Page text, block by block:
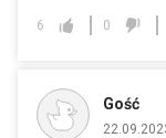
6 0
Gość